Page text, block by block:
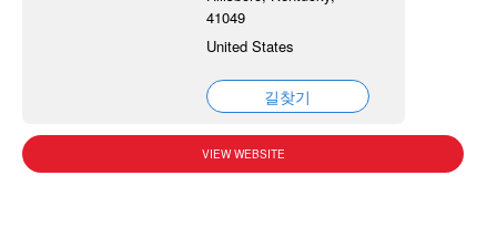
41049
United States
길찾기
VIEW WEBSITE